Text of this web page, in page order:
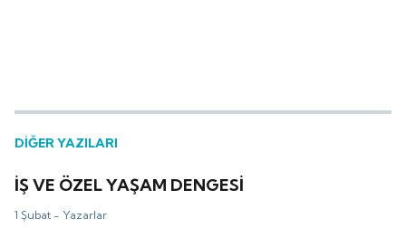
DİĞER YAZILARI
İŞ VE ÖZEL YAŞAM DENGESİ
1 Şubat - Yazarlar